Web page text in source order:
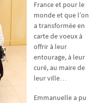
France et pour le
monde et que l’on
a transformée en
carte de voeux à
offrir à leur
entourage, à leur
curé, au maire de
leur ville…
Emmanuelle a pu